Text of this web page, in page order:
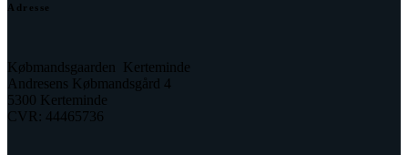
Adresse
Købmandsgaarden Kerteminde
Andresens Købmandsgård 4
5300 Kerteminde
CVR: 44465736